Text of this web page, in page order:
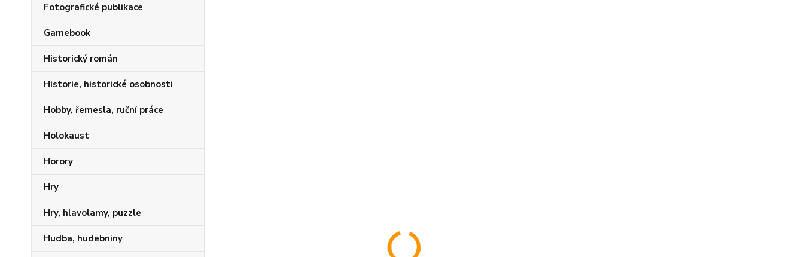
Fotografické publikace
Gamebook
Historický román
Historie, historické osobnosti
Hobby, řemesla, ruční práce
Holokaust
Horory
Hry
Hry, hlavolamy, puzzle
Hudba, hudebniny